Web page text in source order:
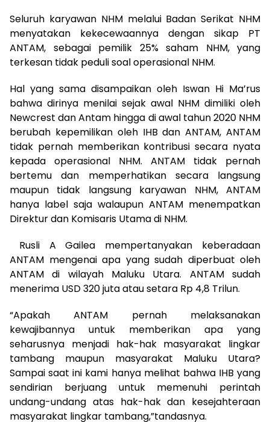
Seluruh karyawan NHM melalui Badan Serikat NHM
menyatakan kekecewaannya dengan sikap PT
ANTAM, sebagai pemilik 25% saham NHM, yang
terkesan tidak peduli soal operasional NHM.
Hal yang sama disampaikan oleh Iswan Hi Ma’rus
bahwa dirinya menilai sejak awal NHM dimiliki oleh
Newcrest dan Antam hingga di awal tahun 2020 NHM
berubah kepemilikan oleh IHB dan ANTAM, ANTAM
tidak pernah memberikan kontribusi secara nyata
kepada operasional NHM. ANTAM tidak pernah
bertemu dan memperhatikan secara langsung
maupun tidak langsung karyawan NHM, ANTAM
hanya label saja walaupun ANTAM menempatkan
Direktur dan Komisaris Utama di NHM.
Rusli A Gailea mempertanyakan keberadaan
ANTAM mengenai apa yang sudah diperbuat oleh
ANTAM di wilayah Maluku Utara. ANTAM sudah
menerima USD 320 juta atau setara Rp 4,8 Trilun.
“Apakah ANTAM pernah melaksanakan
kewajibannya untuk memberikan apa yang
seharusnya menjadi hak-hak masyarakat lingkar
tambang maupun masyarakat Maluku Utara?
Sampai saat ini kami hanya melihat bahwa IHB yang
sendirian berjuang untuk memenuhi perintah
undang-undang atas hak-hak dan kesejahteraan
masyarakat lingkar tambang,”tandasnya.